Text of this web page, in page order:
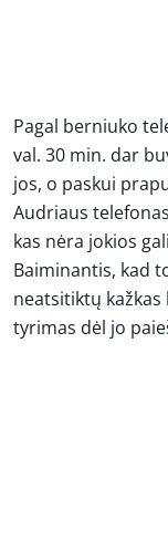
Pagal berniuko
val. 30 min. dar
jos, o paskui
Audriaus
kas nėra jokios
Baiminantis, kad
neatsitiktų
tyrimas dėl jo